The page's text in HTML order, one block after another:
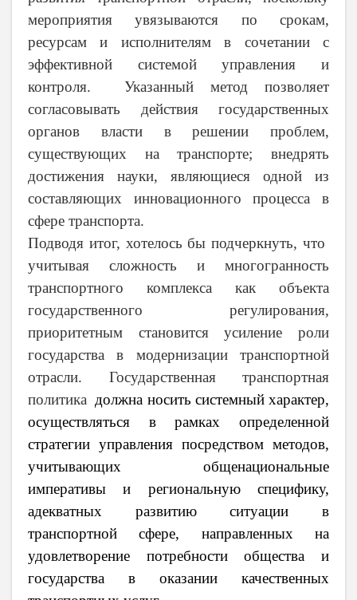
мероприятия увязываются по срокам,
ресурсам и исполнителям в сочетании с
эффективной системой управления и
контроля. Указанный метод позволяет
согласовывать действия государственных
органов власти в решении проблем,
существующих на транспорте; внедрять
достижения науки, являющиеся одной из
составляющих инновационного процесса в
сфере транспорта.
Подводя итог, хотелось бы подчеркнуть, что
учитывая сложность и многогранность
транспортного комплекса как объекта
государственного регулирования,
приоритетным становится усиление роли
государства в модернизации транспортной
отрасли. Государственная транспортная
политика должна носить системный характер,
осуществляться в рамках определенной
стратегии управления посредством методов,
учитывающих общенациональные
императивы и региональную специфику,
адекватных развитию ситуации в
транспортной сфере, направленных на
удовлетворение потребности общества и
государства в оказании качественных